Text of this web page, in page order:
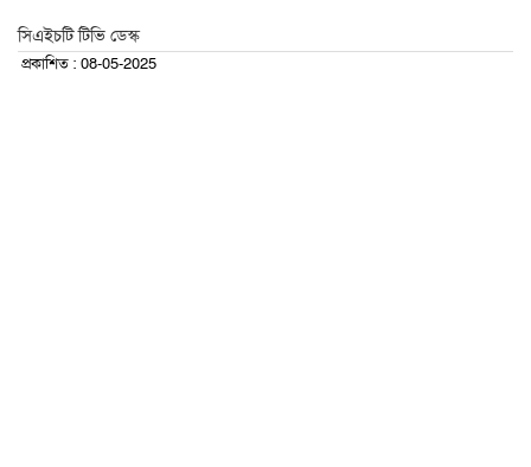
সিএইচটি টিভি ডেস্ক
প্রকাশিত : 08-05-2025